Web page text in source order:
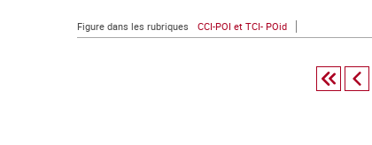
Figure dans les rubriques CCI-POI et TCI- POid